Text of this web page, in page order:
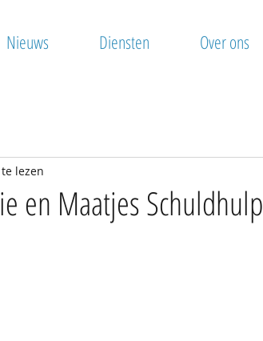
Nieuws Diensten Over ons
en Maatjes Schuldhulp
lezen